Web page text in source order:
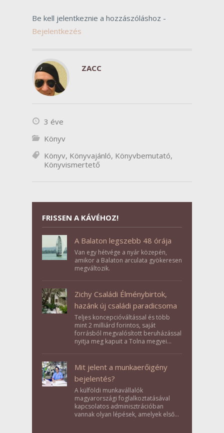
Be kell jelentkeznie a hozzászóláshoz -
Bejelentkezés
ZACC
3 éve
Könyv
Könyv, Könyvajánló, Könyvbemutató,
Könyvismertető
FRISSEN A KÁVÉHOZ!
A Balaton legszebb 48 órája
Van egy hétvége a nyár közepén,
amikor a Balaton arculata gyökeresen
megváltozik.
Zichy Családi Élménybirtok,
hazánk új családi paradicsoma
Teljes koncepcióváltással és több
mint 2 milliárd forintos, saját
forrásból megvalósított beruházással
nyitja meg kapuit a Tolna megyei
Mit jelent a munkaerőigény
bejelentés?
A külföldi munkavállalók
magyarországi foglalkoztatásával
kapcsolatos adminisztrációban
vannak olyan lépések, amelyek első